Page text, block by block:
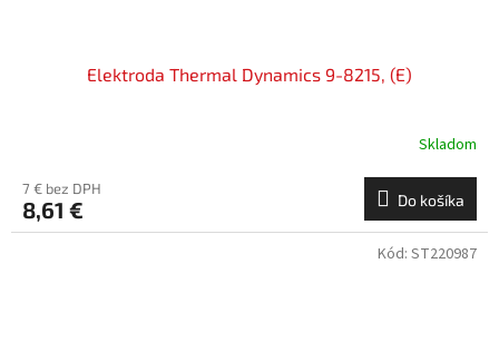
Elektroda Thermal Dynamics 9-8215, (E)
Skladom
7 € bez DPH
8,61 € Do košíka
Kód: ST220987